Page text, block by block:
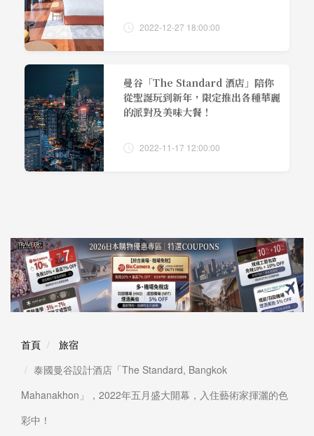
2022-12-27 18:00:00
曼谷「The Standard 酒店」陪你
從聖誕玩到新年，限定推出各種華麗
的派對及美味大餐！
2022-11-17 12:00:00
首頁
旅宿
泰國曼谷設計酒店「The Standard, Bangkok
Mahanakhon」，2022年五月盛大開幕，入住藝術家揮灑的色
彩中！